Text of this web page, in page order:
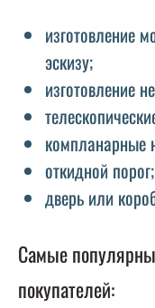
изготовление
эскизу;
изготовление
компланарные
откидной порог;
дверь или
Самые
покупателей: